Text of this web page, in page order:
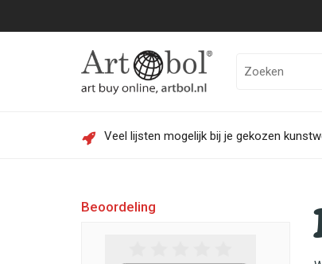
Veel lijsten mogelijk bij je gekozen
Beoordeling